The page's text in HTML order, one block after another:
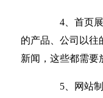
4、首页展
的产品、公司以往
新闻，这些都需要
5、网站制